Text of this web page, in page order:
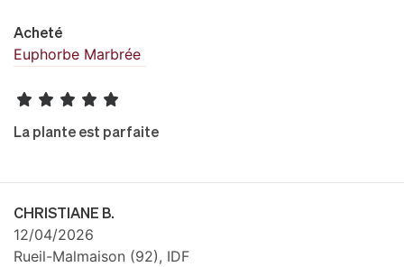
Acheté
Euphorbe Marbrée
La plante est parfaite
CHRISTIANE B.
12/04/2026
Rueil-Malmaison (92), IDF